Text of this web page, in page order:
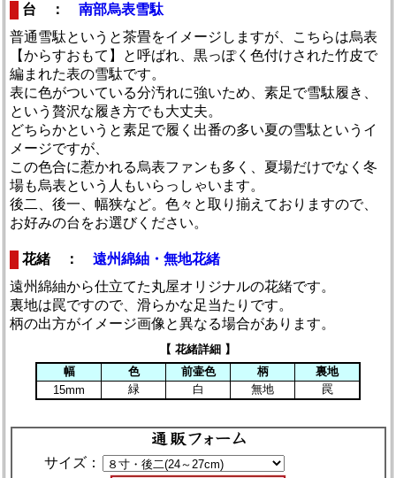
台 ：南部烏表雪駄
普通雪駄というと茶畳をイメージしますが、こちらは烏表
【からすおもて】と呼ばれ、黒っぽく色付けされた竹皮で
編まれた表の雪駄です。
表に色がついている分汚れに強いため、素足で雪駄履き、
という贅沢な履き方でも大丈夫。
どちらかというと素足で履く出番の多い夏の雪駄というイ
メージですが、
この色合に惹かれる烏表ファンも多く、夏場だけでなく冬
場も烏表という人もいらっしゃいます。
後二、後一、幅狭など。色々と取り揃えておりますので、
お好みの台をお選びください。
花緒 ：遠州綿紬・無地花緒
遠州綿紬から仕立てた丸屋オリジナルの花緒です。
裏地は罠ですので、滑らかな足当たりです。
柄の出方がイメージ画像と異なる場合があります。
【 花緒詳細 】
幅
色 前壷色 柄
裏地
15mm
緑 白 無地 罠
サイズ：